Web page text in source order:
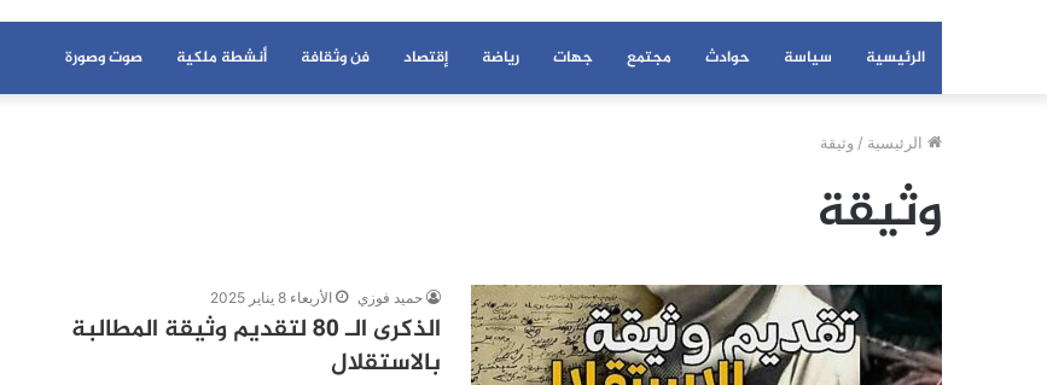
الرئيسية سياسة حوادث مجتمع جهات رياضة إقتصاد فن وثقافة أنشطة ملكية صوت وصورة
الرئيسية / وثيقة
وثيقة
حميد فوزي الأربعاء 8 يناير 2025
الذكرى الـ 80 لتقديم وثيقة المطالبة
بالاستقلال